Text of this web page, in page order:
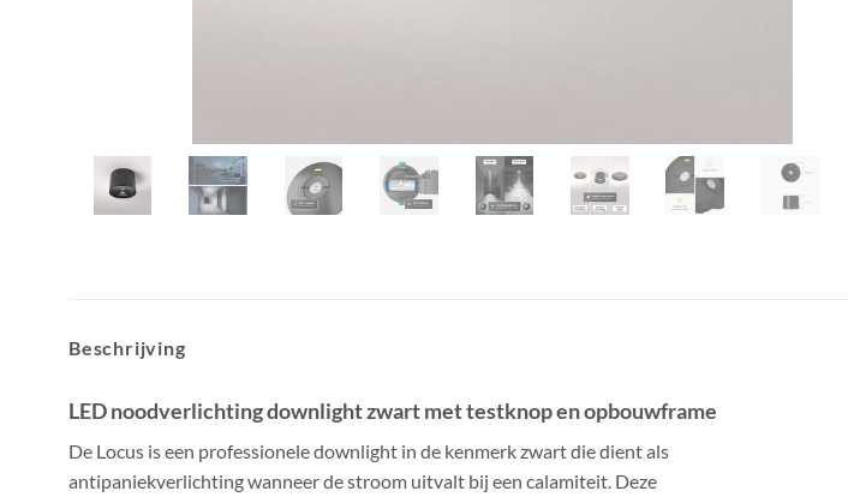
Beschrijving
LED noodverlichting downlight zwart met testknop en opbouwframe
De Locus is een professionele downlight in de kenmerk zwart die dient als
antipaniekverlichting wanneer de stroom uitvalt bij een calamiteit. Deze